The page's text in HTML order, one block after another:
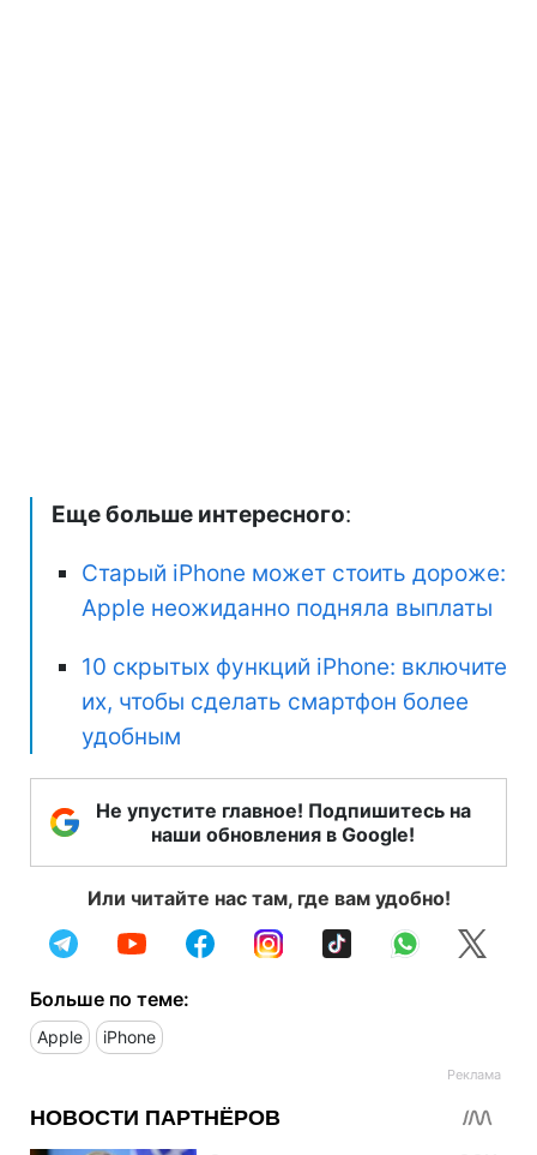
Еще больше интересного:
Старый iPhone может стоить дороже:
Apple неожиданно подняла выплаты
10 скрытых функций iPhone: включите
их, чтобы сделать смартфон более
удобным
Не упустите главное! Подпишитесь на
наши обновления в Google!
Или читайте нас там, где вам удобно!
Больше по теме:
Apple iPhone